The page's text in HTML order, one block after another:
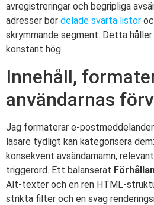
avregistreringar och begripliga
adresser bör delade svarta listor
skrymmande segment. Detta håller
konstant hög.
Innehåll,
användarnas
Jag formaterar e-
läsare tydligt kan kategorisera
konsekvent avsändarnamn,
triggerord. Ett balanserat
Alt-texter och en ren HTML-
strikta filter och en svag